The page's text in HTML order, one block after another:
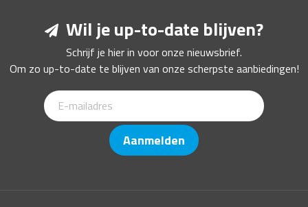
Wil je up-to-date blijven?
Schrijf je hier in voor onze nieuwsbrief.
Om zo up-to-date te blijven van onze scherpste aanbiedingen!
Aanmelden